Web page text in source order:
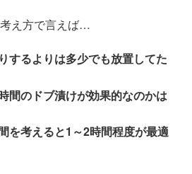
え方で言えば…
するよりは多少でも放置してた
間のドブ漬けが効果的なのかは
を考えると1～2時間程度が最適